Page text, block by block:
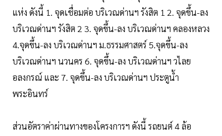
แห่ง ดังนี้ 1. จุดเชื่อมต่อ บริเวณด่านฯ รังสิต 1 2. จุดขึ้น-ลง
บริเวณด่านฯ รังสิต 2 3. จุดขึ้น-ลง บริเวณด่านฯ คลองหลวง
4.จุดขึ้น-ลง บริเวณด่านฯ ม.ธรรมศาสตร์ 5.จุดขึ้น-ลง
บริเวณด่านฯ นวนคร 6. จุดขึ้น-ลง บริเวณด่านฯ วไลย
อลงกรณ์ และ 7. จุดขึ้น-ลง บริเวณด่านฯ ประตูน้ำ
พระอินทร์
ส่วนอัตราค่าผ่านทางของโครงการฯ ดังนี้ รถยนต์ 4 ล้อ